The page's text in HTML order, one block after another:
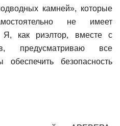
камней», которые
не имеет
Я, как риэлтор, вместе с
предусматриваю все
безопасность